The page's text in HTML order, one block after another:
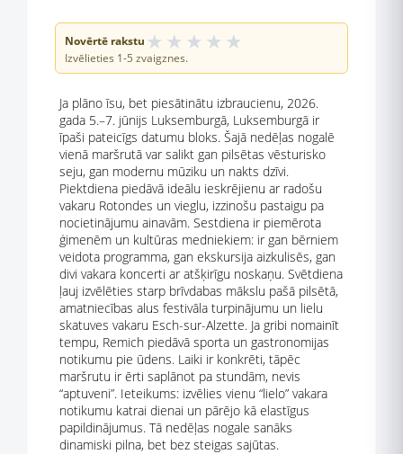
Novērtē rakstu ★ ★ ★ ★ ★
Izvēlieties 1-5 zvaigznes.
Ja plāno īsu, bet piesātinātu izbraucienu, 2026.
gada 5.–7. jūnijs Luksemburgā, Luksemburgā ir
īpaši pateicīgs datumu bloks. Šajā nedēļas nogalē
vienā maršrutā var salikt gan pilsētas vēsturisko
seju, gan modernu mūziku un nakts dzīvi.
Piektdiena piedāvā ideālu ieskrējienu ar radošu
vakaru Rotondes un vieglu, izzinošu pastaigu pa
nocietinājumu ainavām. Sestdiena ir piemērota
ģimenēm un kultūras medniekiem: ir gan bērniem
veidota programma, gan ekskursija aizkulisēs, gan
divi vakara koncerti ar atšķirīgu noskaņu. Svētdiena
ļauj izvēlēties starp brīvdabas mākslu pašā pilsētā,
amatniecības alus festivāla turpinājumu un lielu
skatuves vakaru Esch-sur-Alzette. Ja gribi nomainīt
tempu, Remich piedāvā sporta un gastronomijas
notikumu pie ūdens. Laiki ir konkrēti, tāpēc
maršrutu ir ērti saplānot pa stundām, nevis
“aptuveni”. Ieteikums: izvēlies vienu “lielo” vakara
notikumu katrai dienai un pārējo kā elastīgus
papildinājumus. Tā nedēļas nogale sanāks
dinamiski pilna, bet bez steigas sajūtas.